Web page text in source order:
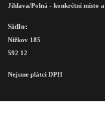
Jihlava/Polná - konkrétní místo a
Sídlo:
Nížkov 185
592 12
Nejsme plátci DPH